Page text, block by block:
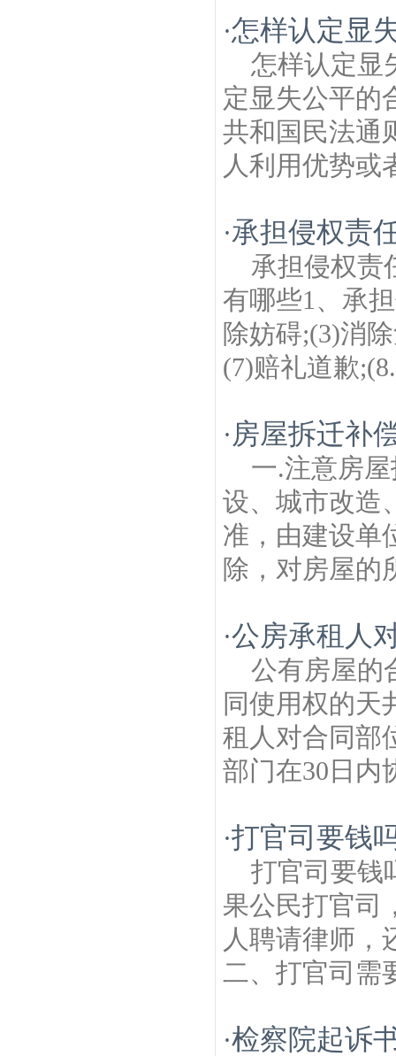
·怎样认定显
怎样认定显
定显失公平的
共和国民法通
人利用优势或
·承担侵权责
承担侵权责
有哪些1、承
除妨碍;(3)消
(7)赔礼道歉
·房屋拆迁补
一.注意房
设、城市改造
准，由建设单
除，对房屋的
·公房承租人
公有房屋的
同使用权的天
租人对合同部
部门在30日内
·打官司要钱
打官司要钱
果公民打官司
人聘请律师，
二、打官司需
·检察院起诉